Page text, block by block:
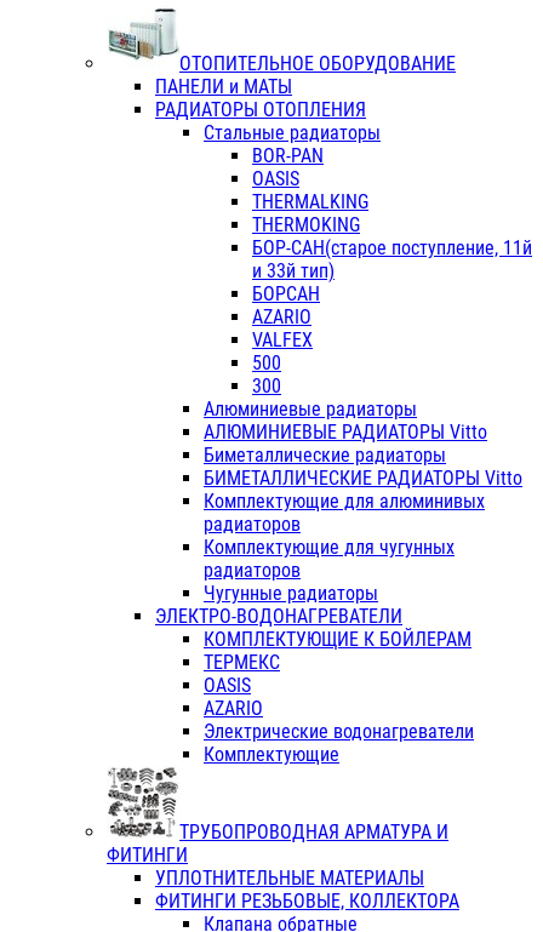
ОТОПИТЕЛЬНОЕ ОБОРУДОВАНИЕ
ПАНЕЛИ и МАТЫ
РАДИАТОРЫ ОТОПЛЕНИЯ
Стальные радиаторы
BOR-PAN
OASIS
THERMALKING
THERMOKING
БОР-САН(старое поступление, 11й
и 33й тип)
БОРСАН
AZARIO
VALFEX
500
300
Алюминиевые радиаторы
АЛЮМИНИЕВЫЕ РАДИАТОРЫ Vitto
Биметаллические радиаторы
БИМЕТАЛЛИЧЕСКИЕ РАДИАТОРЫ Vitto
Комплектующие для алюминивых
радиаторов
Комплектующие для чугунных
радиаторов
Чугунные радиаторы
ЭЛЕКТРО-ВОДОНАГРЕВАТЕЛИ
КОМПЛЕКТУЮЩИЕ К БОЙЛЕРАМ
ТЕРМЕКС
OASIS
AZARIO
Электрические водонагреватели
Комплектующие
ТРУБОПРОВОДНАЯ АРМАТУРА И
ФИТИНГИ
УПЛОТНИТЕЛЬНЫЕ МАТЕРИАЛЫ
ФИТИНГИ РЕЗЬБОВЫЕ, КОЛЛЕКТОРА
Клапана обратные